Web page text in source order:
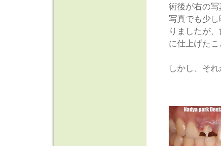
術後が右の
写真でも少
りましたが
に仕上げた
しかし、そ